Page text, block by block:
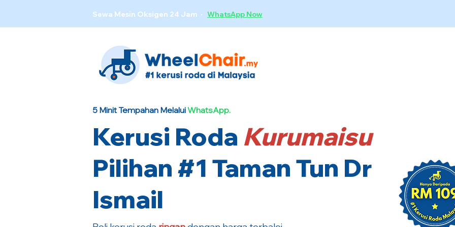
Sewa Mesin Oksigen 24 Jam · WhatsApp Now
5 Minit Tempahan MelaluiWhatsApp.
Pilihan #1 Taman Tun Dr
Ismail
Kerusi Roda Kurumaisu